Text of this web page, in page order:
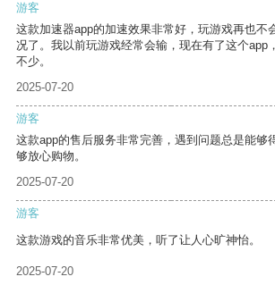
游客
这款加速器app的加速效果非常好，玩游戏再也不
况了。我以前玩游戏经常会输，现在有了这个app
不少。
2025-07-20
游客
这款app的售后服务非常完善，遇到问题总是能够
够放心购物。
2025-07-20
游客
这款游戏的音乐非常优美，听了让人心旷神怡。
2025-07-20